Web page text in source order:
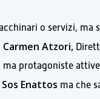
o servizi, ma
Carmen Atzori,
protagoniste
Sos Enattos ma che